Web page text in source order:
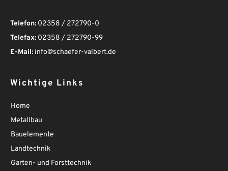
Telefon: 02358 / 272790-0
Telefax: 02358 / 272790-99
E-Mail: info@schaefer-valbert.de
Wichtige Links
Home
Metallbau
Bauelemente
Landtechnik
Garten- und Forsttechnik